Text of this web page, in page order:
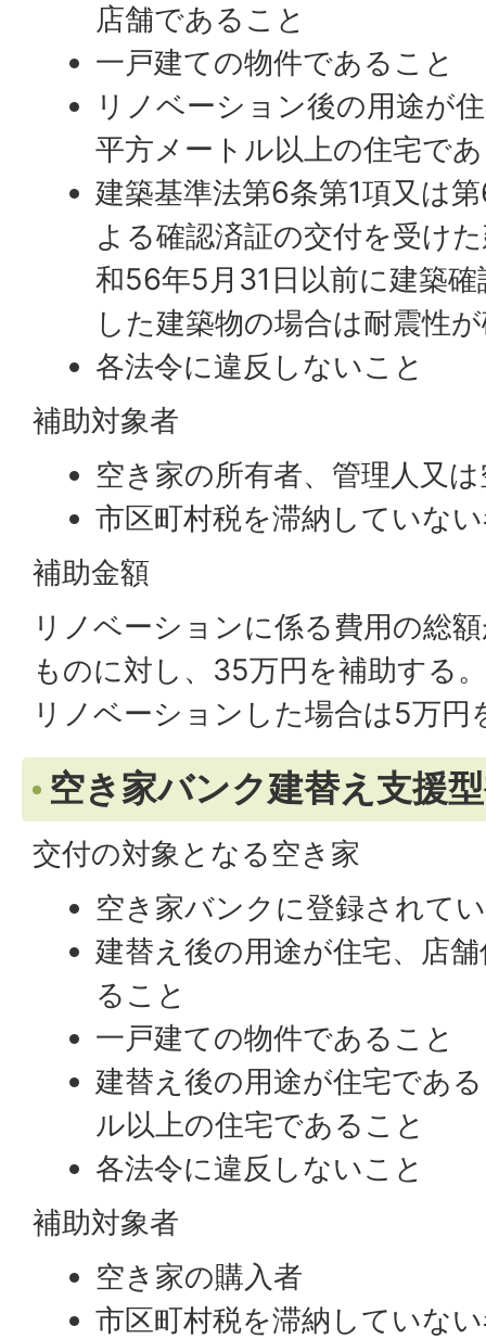
店舗であること
一戸建ての物件であること
リノベーション後の用途が
平方メートル以上の住宅で
建築基準法第6条第1項又は
よる確認済証の交付を受け
和56年5月31日以前に建築
した建築物の場合は耐震性
各法令に違反しないこと
補助対象者
空き家の所有者、管理人又
市区町村税を滞納していな
補助金額
リノベーションに係る費用の総
ものに対し、35万円を補助する
リノベーションした場合は5万円
空き家バンク建替え支援
交付の対象となる空き家
空き家バンクに登録されて
建替え後の用途が住宅、店
ること
一戸建ての物件であること
建替え後の用途が住宅であ
ル以上の住宅であること
各法令に違反しないこと
補助対象者
空き家の購入者
市区町村税を滞納していな